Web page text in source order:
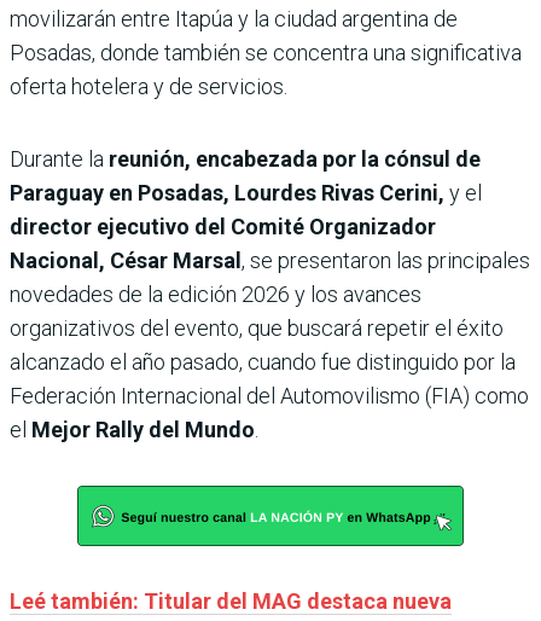
movilizarán entre Itapúa y la ciudad argentina de
Posadas, donde también se concentra una significativa
oferta hotelera y de servicios.
Durante la reunión, encabezada por la cónsul de
Paraguay en Posadas, Lourdes Rivas Cerini, y el
director ejecutivo del Comité Organizador
Nacional, César Marsal , se presentaron las principales
novedades de la edición 2026 y los avances
organizativos del evento, que buscará repetir el éxito
alcanzado el año pasado, cuando fue distinguido por la
Federación Internacional del Automovilismo (FIA) como
el Mejor Rally del Mundo.
Leé también: Titular del MAG destaca nueva